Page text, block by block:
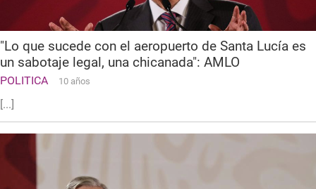
"Lo que sucede con el aeropuerto de Santa Lucía es
un sabotaje legal, una chicanada": AMLO
POLITICA 10 años
[...]